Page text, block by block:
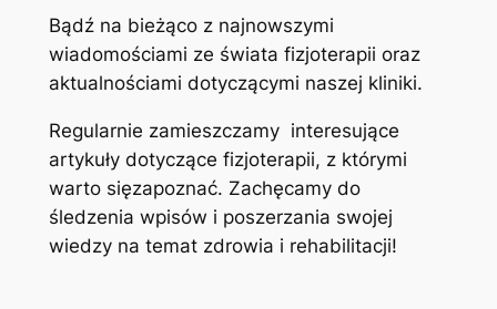
Bądź na bieżąco z najnowszymi
wiadomościami ze świata fizjoterapii oraz
aktualnościami dotyczącymi naszej kliniki.
Regularnie zamieszczamy interesujące
artykuły dotyczące fizjoterapii, z którymi
warto sięzapoznać. Zachęcamy do
śledzenia wpisów i poszerzania swojej
wiedzy na temat zdrowia i rehabilitacji!